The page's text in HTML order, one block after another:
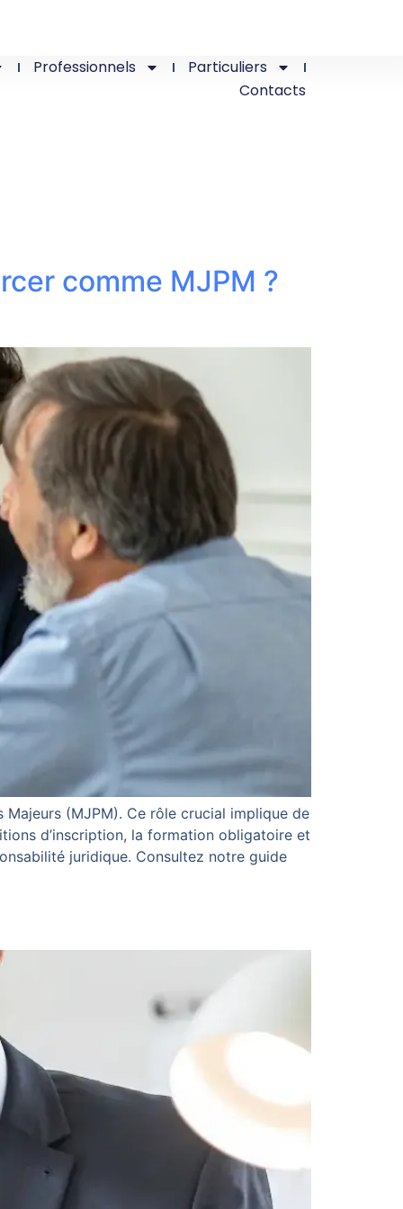
Professionnels
Particuliers
Contacts
comme MJPM ?
(MJPM). Ce rôle crucial implique de
d’inscription, la formation obligatoire et
juridique. Consultez notre guide